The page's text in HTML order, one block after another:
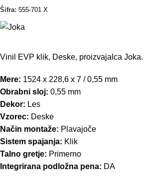
Šifra: 555-701 X
Vinil EVP klik, Deske, proizvajalca Joka.
Mere: 1524 x 228,6 x 7 / 0,55 mm
Obrabni sloj: 0,55 mm
Dekor: Les
Vzorec: Deske
Način montaže: Plavajoče
Sistem spajanja: Klik
Talno gretje: Primerno
Integrirana podložna pena: DA